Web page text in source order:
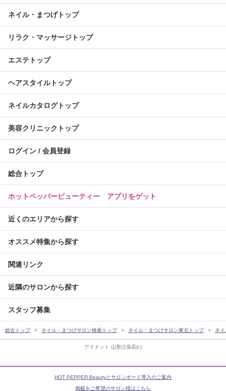
アイドット 山形江俣店(i.)
ネイル・まつげトップ
リラク・マッサージトップ
エステトップ
ヘアスタイルトップ
ネイルカタログトップ
美容クリニックトップ
ログイン / 会員登録
総合トップ
ホットペッパービューティー アプリをゲット
近くのエリアから探す
オススメ特集から探す
関連リンク
近隣のサロンから探す
スタッフ募集
総合トップ ネイル・まつげサロン検索トップ ネイル・まつげサロン東北トップ ネ
HOT PEPPER Beautyとサロンボード導入のご案内
掲載をご希望のサロン様はこちら